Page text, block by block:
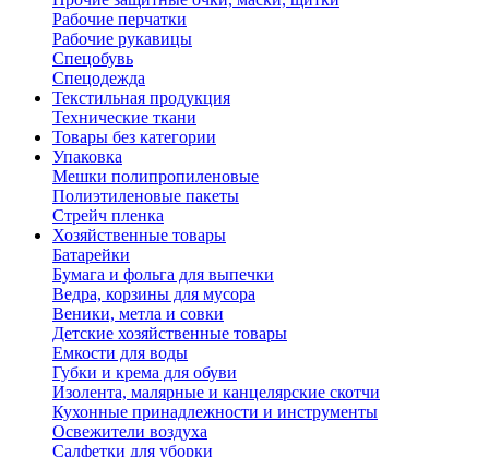
Рабочие перчатки
Рабочие рукавицы
Спецобувь
Спецодежда
Текстильная продукция
Технические ткани
Товары без категории
Упаковка
Мешки полипропиленовые
Полиэтиленовые пакеты
Стрейч пленка
Хозяйственные товары
Батарейки
Бумага и фольга для выпечки
Ведра, корзины для мусора
Веники, метла и совки
Детские хозяйственные товары
Емкости для воды
Губки и крема для обуви
Изолента, малярные и канцелярские скотчи
Кухонные принадлежности и инструменты
Освежители воздуха
Салфетки для уборки